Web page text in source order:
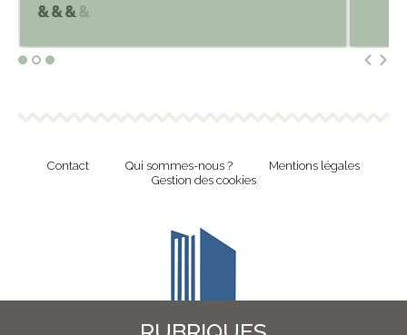
Contact Qui sommes-nous ?
Mentions légales
Gestion des cookies